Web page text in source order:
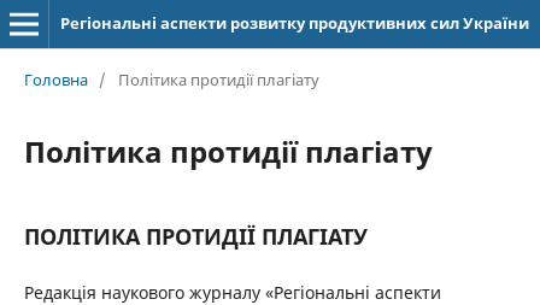
Регіональні аспекти розвитку продуктивних сил України
Головна / Політика протидії плагіату
Політика протидії плагіату
ПОЛІТИКА ПРОТИДІЇ ПЛАГІАТУ
Редакція наукового журналу «Регіональні аспекти